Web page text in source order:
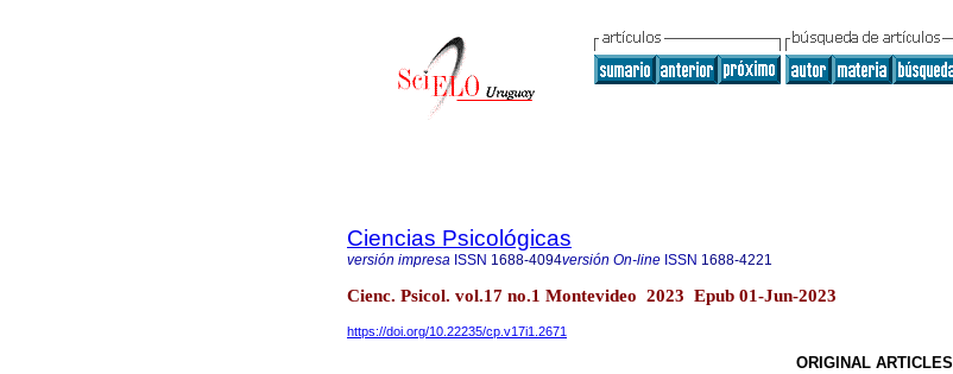
Ciencias Psicológicas
versión impresa ISSN 1688-4094versión On-line ISSN 1688-4221
Cienc. Psicol. vol.17 no.1 Montevideo 2023 Epub 01-Jun-2023
https://doi.org/10.22235/cp.v17i1.2671
ORIGINAL ARTICLES